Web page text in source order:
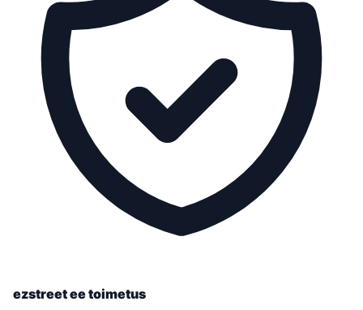
ezstreet ee toimetus